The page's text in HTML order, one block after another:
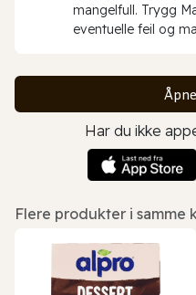
mangelfull. Trygg
eventuelle feil og
Har du ikke
Flere produkter i samme